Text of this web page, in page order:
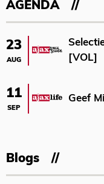
AGENDA
23
AUG
[VOL]
11
SEP
Geef
Blogs